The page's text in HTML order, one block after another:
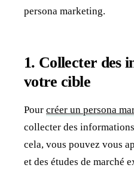
persona marketing.
1. Collecter des
votre cible
Pour créer un persona
collecter des
cela, vous pouvez vous
et des études de marché